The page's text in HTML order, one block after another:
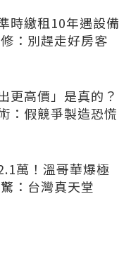
時繳租10年遇設備
：別趕走好房客
更高價」是真的？
：假競爭製造恐慌
萬！溫哥華爆極
：台灣真天堂